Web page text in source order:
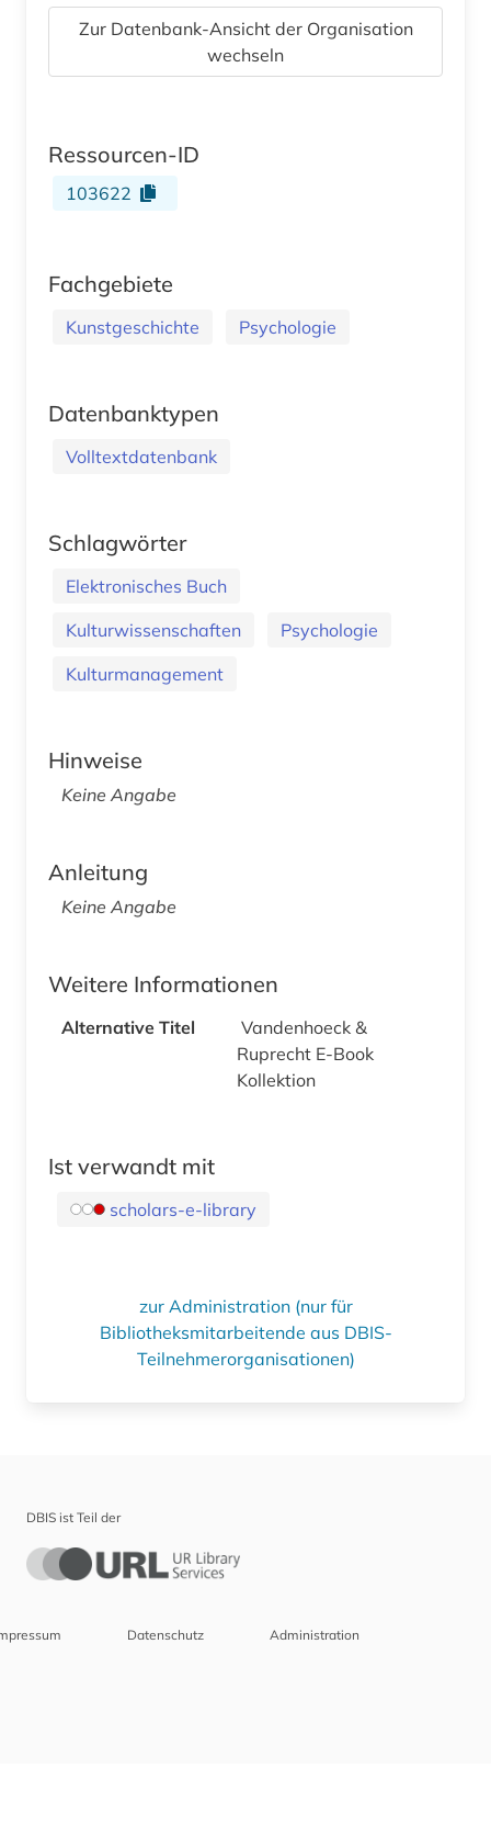
Zur Datenbank-Ansicht der Organisation
wechseln
Ressourcen-ID
103622
Fachgebiete
Kunstgeschichte Psychologie
Datenbanktypen
Volltextdatenbank
Schlagwörter
Elektronisches Buch
Kulturwissenschaften
Psychologie
Kulturmanagement
Hinweise
Keine Angabe
Anleitung
Keine Angabe
Weitere Informationen
Alternative Titel
Vandenhoeck &
Ruprecht E-Book
Kollektion
Ist verwandt mit
scholars-e-library
zur Administration (nur für
Bibliotheksmitarbeitende aus DBIS-
Teilnehmerorganisationen)
DBIS ist Teil der
Datenschutz Administration